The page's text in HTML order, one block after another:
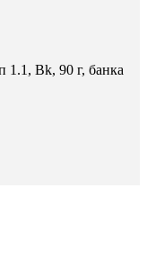
1.1, Bk, 90 г, банка